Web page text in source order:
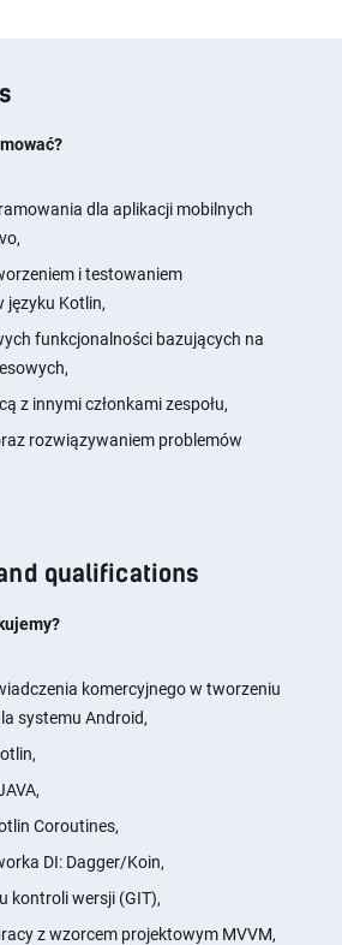
dla aplikacji mobilnych
i testowaniem
języku Kotlin,
funkcjonalności bazujących na
z innymi członkami zespołu,
rozwiązywaniem problemów
qualifications
komercyjnego w tworzeniu
systemu Android,
Coroutines,
DI: Dagger/Koin,
kontroli wersji (GIT),
z wzorcem projektowym MVVM,